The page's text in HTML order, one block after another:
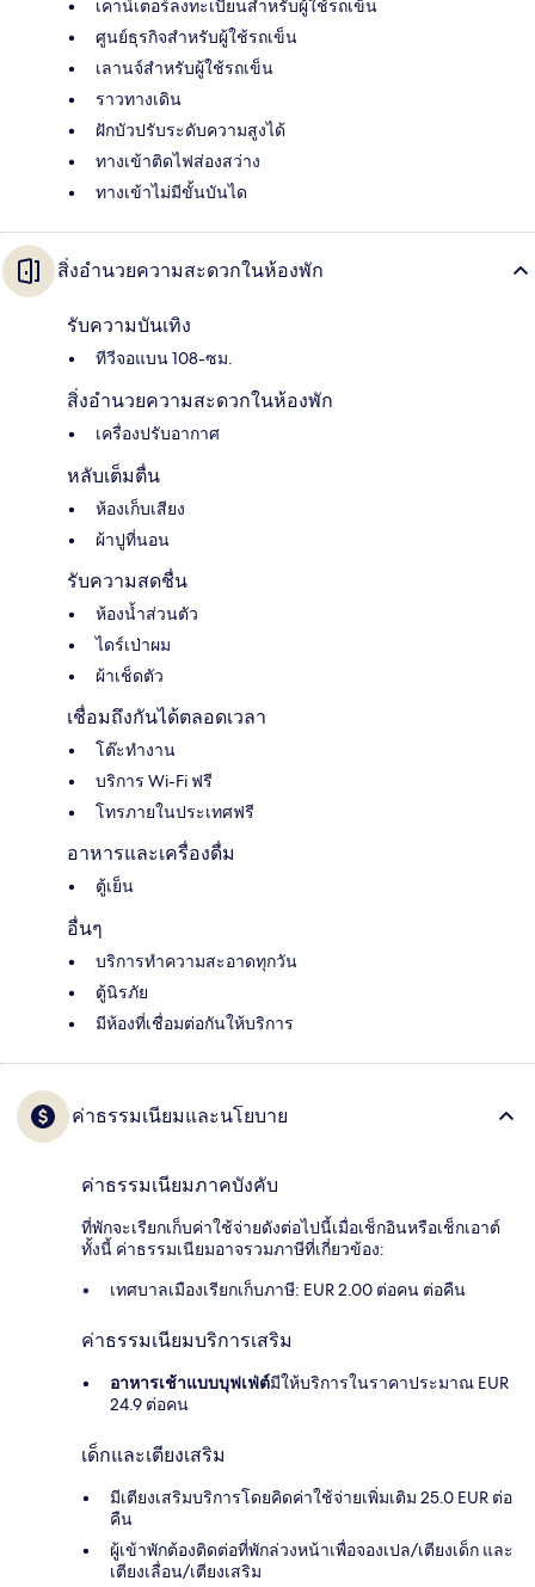
เคาน์เตอร์ลงทะเบียนสำหรับผู้ใช้รถเข็น
ศูนย์ธุรกิจสำหรับผู้ใช้รถเข็น
เลานจ์สำหรับผู้ใช้รถเข็น
ราวทางเดิน
ฝักบัวปรับระดับความสูงได้
ทางเข้าติดไฟส่องสว่าง
ทางเข้าไม่มีขั้นบันได
สิ่งอำนวยความสะดวกในห้องพัก
รับความบันเทิง
ทีวีจอแบน 108-ซม.
สิ่งอำนวยความสะดวกในห้องพัก
เครื่องปรับอากาศ
หลับเต็มตื่น
ห้องเก็บเสียง
ผ้าปูที่นอน
รับความสดชื่น
ห้องน้ำส่วนตัว
ไดร์เป่าผม
ผ้าเช็ดตัว
เชื่อมถึงกันได้ตลอดเวลา
โต๊ะทำงาน
บริการ Wi-Fi ฟรี
โทรภายในประเทศฟรี
อาหารและเครื่องดื่ม
ตู้เย็น
อื่นๆ
บริการทำความสะอาดทุกวัน
ตู้นิรภัย
มีห้องที่เชื่อมต่อกันให้บริการ
ค่าธรรมเนียมและนโยบาย
ค่าธรรมเนียมภาคบังคับ
ที่พักจะเรียกเก็บค่าใช้จ่ายดังต่อไปนี้เมื่อเช็กอินหรือเช็กเอาต์
ทั้งนี้ ค่าธรรมเนียมอาจรวมภาษีที่เกี่ยวข้อง:
เทศบาลเมืองเรียกเก็บภาษี: EUR 2.00 ต่อคน ต่อคืน
ค่าธรรมเนียมบริการเสริม
อาหารเช้าแบบบุฟเฟ่ต์มีให้บริการในราคาประมาณ EUR
24.9 ต่อคน
เด็กและเตียงเสริม
มีเตียงเสริมบริการโดยคิดค่าใช้จ่ายเพิ่มเติม 25.0 EUR ต่อ
คืน
ผู้เข้าพักต้องติดต่อที่พักล่วงหน้าเพื่อจองเปล/เตียงเด็ก และ
เตียงเลื่อน/เตียงเสริม